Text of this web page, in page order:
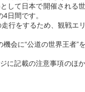
して日本で開催される
日間です。
行をするため、観戦エ
会に“公道の世界王者”
に記載の注意事項のほ